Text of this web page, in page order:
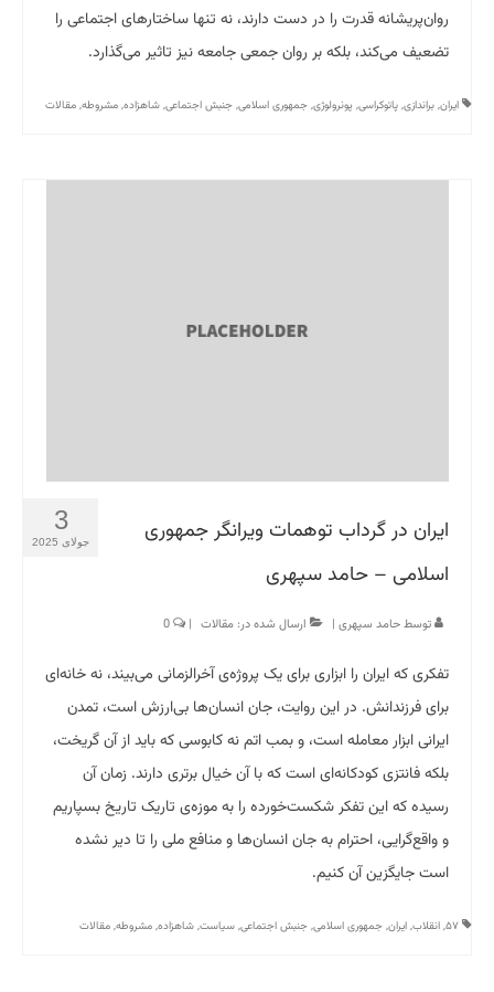
روان‌پریشانه قدرت را در دست دارند، نه تنها ساختارهای اجتماعی را
تضعیف می‌کند، بلکه بر روان جمعی جامعه نیز تاثیر می‌گذارد.
ایران, براندازی, پاتوکراسی, پونرولوژی, جمهوری اسلامی, جنبش اجتماعی, شاهزاده, مشروطه, مقالات
3
جولای 2025
ایران در گرداب توهمات ویرانگر جمهوری
اسلامی – حامد سپهری
توسطحامد سپهری | ارسال شده در: مقالات |
تفکری که ایران را ابزاری برای یک پروژه‌ی آخرالزمانی می‌بیند، نه خانه‌ای
برای فرزندانش. در این روایت، جان انسان‌ها بی‌ارزش است، تمدن
ایرانی ابزار معامله است، و بمب اتم نه کابوسی که باید از آن گریخت،
بلکه فانتزی کودکانه‌ای است که با آن خیال برتری دارند. زمان آن
رسیده که این تفکر شکست‌خورده را به موزه‌ی تاریک تاریخ بسپاریم
و واقع‌گرایی، احترام به جان انسان‌ها و منافع ملی را تا دیر نشده
است جایگزین آن کنیم.
۵۷, انقلاب, ایران, جمهوری اسلامی, جنبش اجتماعی, سیاست, شاهزاده, مشروطه, مقالات